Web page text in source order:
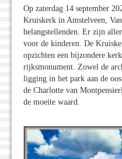
Op zaterdag 14 september
Kruiskerk in Amstelveen,
belangstellenden. Er zijn
voor de kinderen. De
opzichten een bijzondere
rijksmonument. Zowel de
ligging in het park aan de
de Charlotte van
de moeite waard.